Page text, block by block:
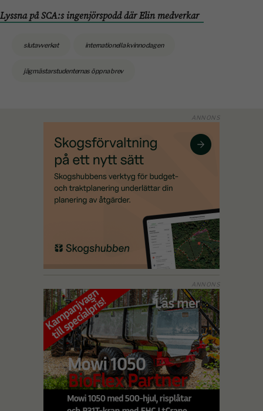
Lyssna på SCA:s ingenjörspodd där Elin medverkar
slutavverkat internationella kvinnodagen
jägmästarstudenternas öppna brev